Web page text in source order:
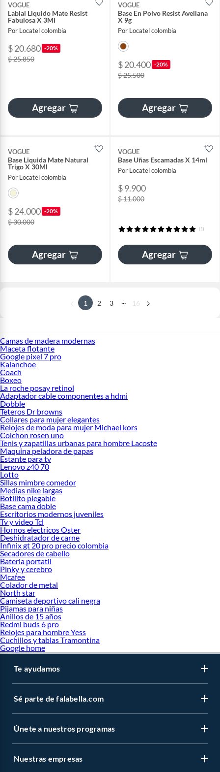
VOGUE
Labial Liquido Mate Resist
Fabulosa X 3Ml
Por Locatel colombia
$ 20.680 -20%
$ 25.850
Agregar
VOGUE
Base En Polvo Resist Avellana
X 9g
Por Locatel colombia
$ 20.400 -20%
$ 25.500
Agregar
VOGUE
Base Liquida Mate Natural
Trigo X 30Ml
Por Locatel colombia
$ 24.000 -20%
$ 30.000
Agregar
VOGUE
Base Uñas Escamadas X 14ml
Por Locatel colombia
$ 9.900
$ 11.000
(1)
Agregar
1 2 3 ... 16
Camas de madera modernas
Maceta flotante
Google pixel 7 pro
Kalanchoe
Coach
Boxeo
La roche posay retinol
Adaptador cable componentes a hdmi
Dobble
Teteros Dr browns
Collares para mujer elegantes
Relojes de moda para mujer Michael kors
Colchon rosen uno
Tenis y zapatillas urbanas para hombre Lacoste
Maquina peladora de papas
Estante para tv
Lenovo z40 70
Lotto
Sillas mimbre comedor
Medias nike largas
Botilito plegable
Base cama doble
Escritorios modernos juveniles
Tv y video Tcl
Hornos electricos Oster
Deshidratador de carne
Infinix gt 20 pro precio colombia
Secadores de cabello
Bateria portatil
Pinky y cerebro
Mcafee
Colador de metal
North star
Camiseta deportivo cali negra
Pijamas para niñas
Anillos de 15 años
Redmi buds 6 pro
Relojes para hombre Yess
Cuchillos y tablas Tramontina
Google home
Te ayudamos
Sé parte de falabella.com
Únete a nuestros programas
Nuestras empresas